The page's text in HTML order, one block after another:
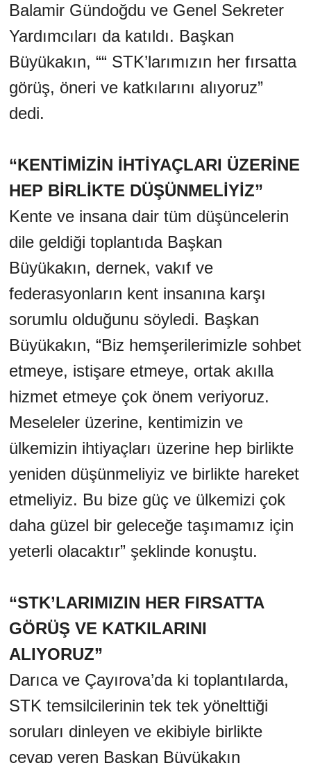
Balamir Gündoğdu ve Genel Sekreter
Yardımcıları da katıldı. Başkan
Büyükakın, ““ STK’larımızın her fırsatta
görüş, öneri ve katkılarını alıyoruz”
dedi.
“KENTİMİZİN İHTİYAÇLARI ÜZERİNE
HEP BİRLİKTE DÜŞÜNMELİYİZ”
Kente ve insana dair tüm düşüncelerin
dile geldiği toplantıda Başkan
Büyükakın, dernek, vakıf ve
federasyonların kent insanına karşı
sorumlu olduğunu söyledi. Başkan
Büyükakın, “Biz hemşerilerimizle sohbet
etmeye, istişare etmeye, ortak akılla
hizmet etmeye çok önem veriyoruz.
Meseleler üzerine, kentimizin ve
ülkemizin ihtiyaçları üzerine hep birlikte
yeniden düşünmeliyiz ve birlikte hareket
etmeliyiz. Bu bize güç ve ülkemizi çok
daha güzel bir geleceğe taşımamız için
yeterli olacaktır” şeklinde konuştu.
“STK’LARIMIZIN HER FIRSATTA
GÖRÜŞ VE KATKILARINI
ALIYORUZ”
Darıca ve Çayırova’da ki toplantılarda,
STK temsilcilerinin tek tek yönelttiği
soruları dinleyen ve ekibiyle birlikte
cevap veren Başkan Büyükakın